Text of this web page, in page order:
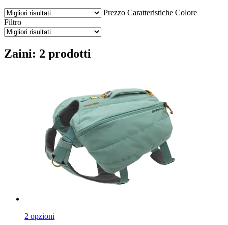
Prezzo Caratteristiche Colore
Filtro
Zaini: 2 prodotti
2 opzioni